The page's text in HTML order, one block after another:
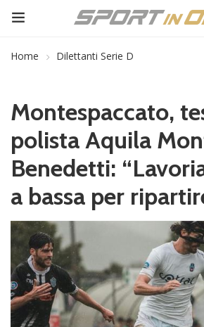
Home Dilettanti Serie D
Montespaccato,
polista Aquila
Benedetti:
a bassa per